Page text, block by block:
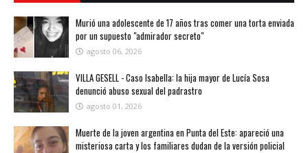
Murió una adolescente de 17 años tras comer una torta enviada
por un supuesto "admirador secreto"
agosto 06, 2026
VILLA GESELL - Caso Isabella: la hija mayor de Lucía Sosa
denunció abuso sexual del padrastro
agosto 01, 2026
Muerte de la joven argentina en Punta del Este: apareció una
misteriosa carta y los familiares dudan de la versión policial